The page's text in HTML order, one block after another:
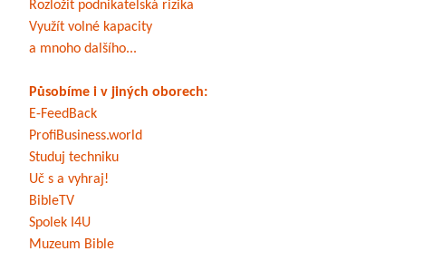
Rozložit podnikatelská rizika
Využít volné kapacity
a mnoho dalšího...
Působíme i v jiných oborech:
E-FeedBack
ProfiBusiness.world
Studuj techniku
Uč s a vyhraj!
BibleTV
Spolek I4U
Muzeum Bible